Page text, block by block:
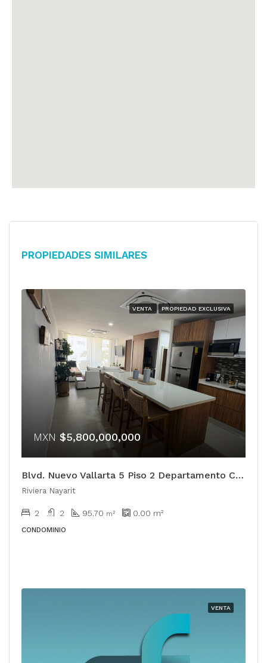
Propiedades Similares
VENTA PROPIEDAD EXCLUSIVA
MXN $5,800,000,000
Blvd. Nuevo Vallarta 5 Piso 2 Departamento C 105
Riviera Nayarit
2 2 95.70 m² 0.00 m²
CONDOMINIO
VENTA